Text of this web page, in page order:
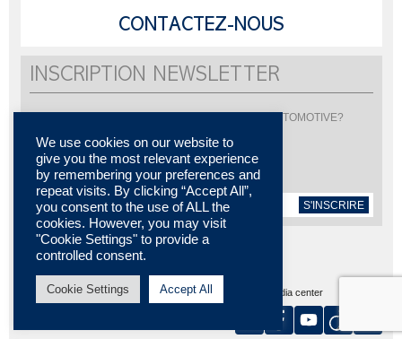
CONTACTEZ-NOUS
INSCRIPTION NEWSLETTER
Vous souhaitez être informé de l'actualité de LISI AUTOMOTIVE?
Inscrivez-vous pour recevoir notre newsletter
S'INSCRIRE
Plan du site MENTIONS LÉGALES Contactez-nous
Media center
We use cookies on our website to
give you the most relevant experience
by remembering your preferences and
repeat visits. By clicking “Accept All”,
you consent to the use of ALL the
cookies. However, you may visit
"Cookie Settings" to provide a
controlled consent.
Cookie Settings Accept All